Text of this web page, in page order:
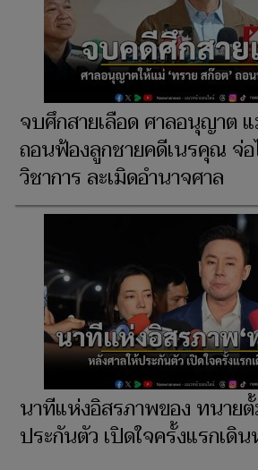
จบศึกสายเลือด ศาลอนุญาต
ถอนฟ้องลูกชายคดีเนรคุณ จ่
วิชาการ ละเมิดอำนาจศาล
นาทีแห่งอิสรภาพของ ทนาย
ประกันตัว เปิดใจครั้งแรกเดิ